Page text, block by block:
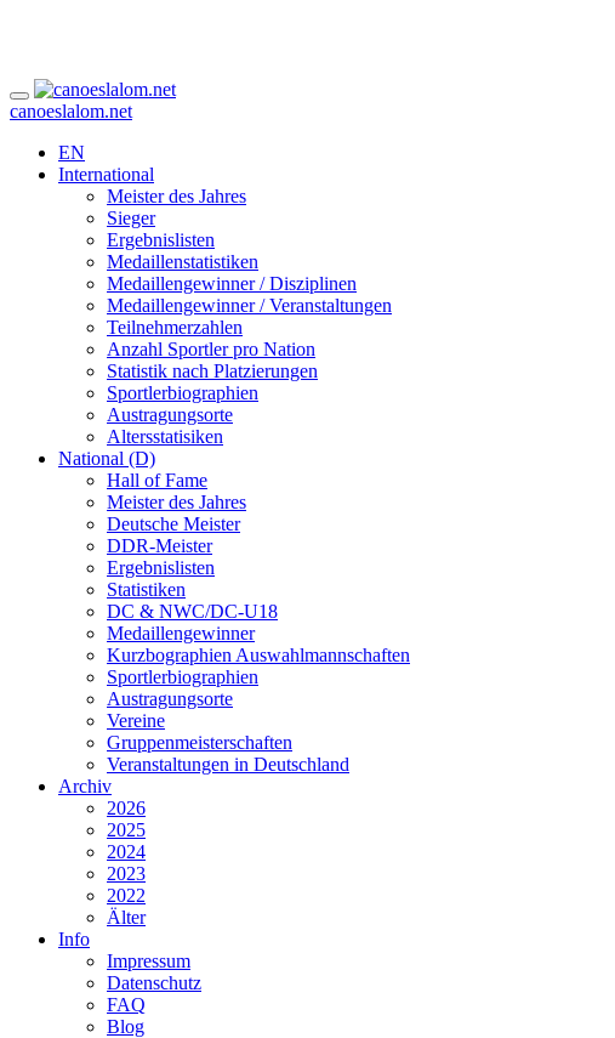
canoeslalom.net
EN
International
Meister des Jahres
Sieger
Ergebnislisten
Medaillenstatistiken
Medaillengewinner / Disziplinen
Medaillengewinner / Veranstaltungen
Teilnehmerzahlen
Anzahl Sportler pro Nation
Statistik nach Platzierungen
Sportlerbiographien
Austragungsorte
Altersstatisiken
National (D)
Hall of Fame
Meister des Jahres
Deutsche Meister
DDR-Meister
Ergebnislisten
Statistiken
DC & NWC/DC-U18
Medaillengewinner
Kurzbographien Auswahlmannschaften
Sportlerbiographien
Austragungsorte
Vereine
Gruppenmeisterschaften
Veranstaltungen in Deutschland
Archiv
2026
2025
2024
2023
2022
Älter
Info
Impressum
Datenschutz
FAQ
Blog